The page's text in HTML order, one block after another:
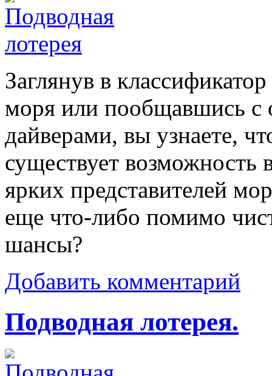
Заглянув в
моря или пообщавшись
дайверами, вы узнаете,
существует возможность
ярких представителей
еще что-либо помимо
шансы?
Добавить комментарий
Подводная лотерея.